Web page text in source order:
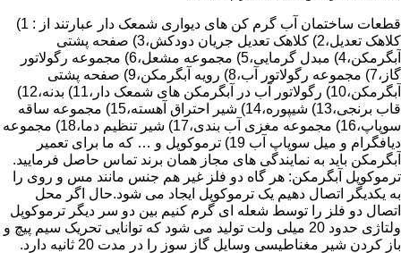
قطعات ساختمان آب گرم کن های دیواری شمعک دار عبارتند از : 1)
کلاهک تعدیل،2) کلاهک تعدیل جریان دودکش،3) صفحه پشتی
آبگرمکن،4) مبدل گرمایی،5) مجموعه مشعل،6) مجموعه رگولاتور
گاز،7) مجموعه رگولاتور آب،8) رویه آبگرمکن،9) صفحه پشتی
آبگرمکن،10) رگولاتور آب در آبگرمکن های شمعک دار،11) بدنه،12)
قاب برنجی،13) شیپوره،14) شیر احتراق آهسته،15) مجموعه ساقه
سوپاپ،16) مجموعه مغزی آب بندی،17) شیر تنظیم دما،18) مجموعه
دیافگرام و میل سوپاپ آب 19) ترموکوپل و … که ما برای تعمیر
آبگرمکن باید به نمایندگی های مجاز همان برند تماس حاصل فرمایید.
ترموکوپل آبگرمکن: هر گاه دو فلز غیر هم جنس مانند مس و روی را
به یکدیگر اتصال دهیم یک ترموکوپل ایجاد می شود.حال اگر محل
اتصال دو فلز را توسط شعله ای گرم کنیم بین دو سر دیگر ترموکوپل
ولتاژی حدود 20 میلی ولت تولید می شود که توانایی تحریک سیم پیچ و
باز کردن شیر مغناطیسی وسایل گاز سوز را در مدت 20 ثانیه دارد.